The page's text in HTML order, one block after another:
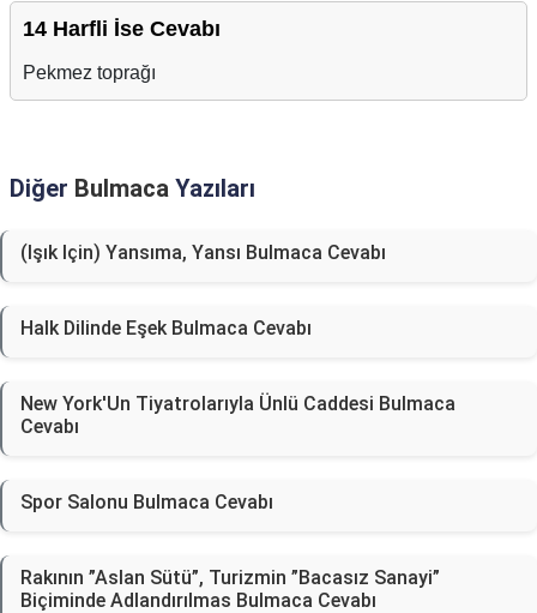
14 Harfli İse Cevabı
Pekmez toprağı
Diğer Bulmaca Yazıları
(Işık Için) Yansıma, Yansı Bulmaca Cevabı
Halk Dilinde Eşek Bulmaca Cevabı
New York'Un Tiyatrolarıyla Ünlü Caddesi Bulmaca
Cevabı
Spor Salonu Bulmaca Cevabı
Rakının ”Aslan Sütü”, Turizmin ”Bacasız Sanayi”
Biçiminde Adlandırılmas Bulmaca Cevabı